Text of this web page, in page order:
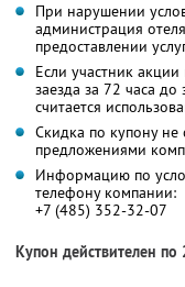
При нарушении
администрация
предоставлении
Если участник
заезда за 72 часа
считается
Скидка по купону не
предложениями
Информацию по
телефону компании:
+7 (485) 352-32-07
Купон действителен